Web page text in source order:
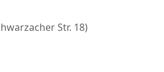
Str. 18)